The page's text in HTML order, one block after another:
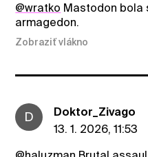
@wratko Mastodon bola
armagedon.
Zobraziť vlákno
D
Doktor_Zivago
13. 1. 2026, 11:53